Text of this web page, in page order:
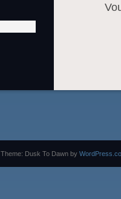
Theme: Dusk To Dawn by